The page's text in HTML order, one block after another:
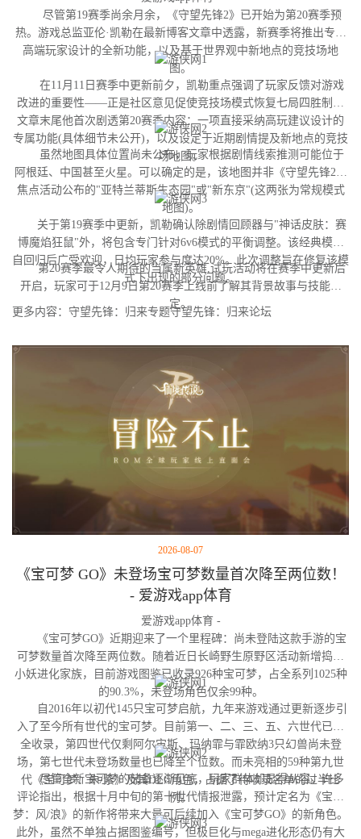
尽管第19赛季尚余月余，《守望先锋2》已开始为第20赛季预
热。游戏总监亚伦·凯勒在最新博客文章中透露，新赛季将推出专为
高端玩家设计的全新功能，以及基于世界观中新地点的竞技场地
图。
在11月11日赛季中更新前夕，凯勒重点强调了玩家反馈对游戏
改进的重要性——正是社区意见促使竞技场模式恢复七局四胜制。
文章末尾他首次剧透第20赛季内容：一项直接采纳高玩建议设计的
专属功能(具体细节未公开)，以及设定于近期剧情提及新地点的竞技
场地图。
虽然地图具体位置尚未公布，玩家根据剧情线索推测可能位于
阿根廷、中国甚至火星。可以确定的是，该地图并非《守望先锋2》
焦点活动公布的"亚特兰蒂斯生态园"或"新东京"(这两张为常规模式
地图)。
关于第19赛季中更新，凯勒确认除剧情回顾器与"神话皮肤：赛
博魔焰狂鼠"外，将包含专门针对6v6模式的平衡调整。该经典模式
自回归后广受欢迎，日均玩家参与度达20%。此次调整旨在修复该模
式下出现的部分问题。
第20赛季最令人期待的当属新英雄,试玩活动将在赛季中更新后
开启，玩家可于12月9日第20赛季上线前了解其背景故事与技能设
定。
更多内容：守望先锋：归来专题守望先锋：归来论坛
2026-08-07
《宝可梦 GO》未登场宝可梦数量首次降至两位数！
- 爱游戏app体育
爱游戏app体育 -
《宝可梦GO》近期迎来了一个里程碑：尚未登陆这款手游的宝
可梦数量首次降至两位数。随着近日长崎野生原野区活动新增捣蛋
小妖进化家族，目前游戏图鉴已收录926种宝可梦，占全系列1025种
的90.3%，未登场角色仅余99种。
自2016年以初代145只宝可梦启航，九年来游戏通过更新逐步引
入了至今所有世代的宝可梦。目前第一、二、三、五、六世代已完
全收录，第四世代仅剩阿尔宙斯、玛纳霏与霏欧纳3只幻兽尚未登
场，第七世代未登场数量也已降至个位数。而未亮相的59种第九世
代《宝可梦：朱/紫》及其DLC角色，占据了待收录名单的过半比
例。
尽管全新宝可梦的储备逐渐见底，玩家群体却显得从容。许多
评论指出，根据十月中旬的第十世代情报泄露，预计定名为《宝可
梦：风/浪》的新作将带来大量可后续加入《宝可梦GO》的新角色。
此外，虽然不单独占据图鉴编号，但极巨化与mega进化形态仍有大